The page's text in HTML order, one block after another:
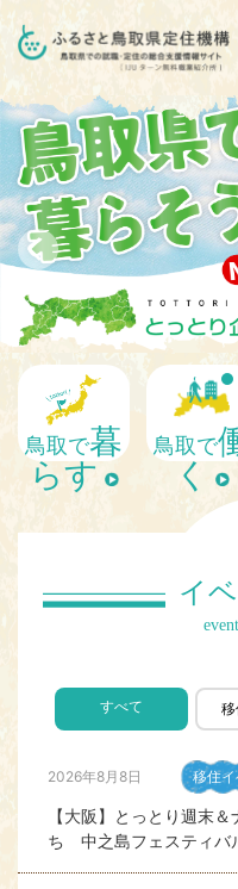
arrow_back_ios
鳥取で暮
らす
鳥取で
く
イ
すべて 移
2026年8月8日 移住
【大阪】とっとり週末
ち 中之島フェスティバ